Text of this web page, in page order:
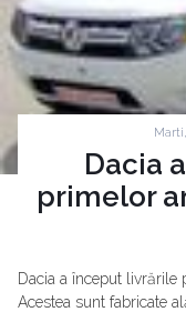
Marti,
Dacia
primelor
Dacia a început livrările
Acestea sunt fabricate